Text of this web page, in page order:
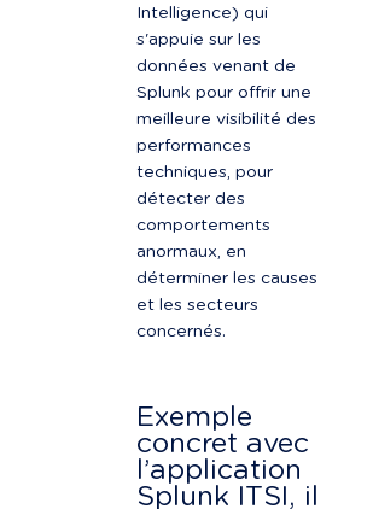
Intelligence) qui
s'appuie sur les
données venant de
Splunk pour offrir une
meilleure visibilité des
performances
techniques, pour
détecter des
comportements
anormaux, en
déterminer les causes
et les secteurs
concernés.
Exemple
concret avec
l’application
Splunk ITSI, il